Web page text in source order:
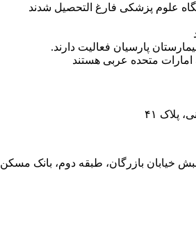
متحده عربی هستند
پلاک ۴۱
خیابان بازرگان، طبقه دوم، بانک مسکن